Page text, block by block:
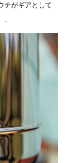
チがギアとして